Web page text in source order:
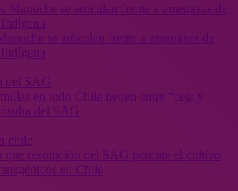
que resolución del SAG permite el cultivo
en Chile